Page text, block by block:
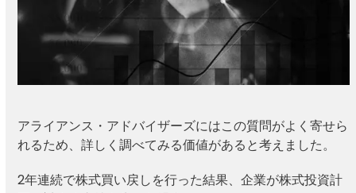
アライアンス・アドバイザーズにはこの質問がよく寄せら
れるため、詳しく調べてみる価値があると考えました。
2年連続で株式買い戻しを行った結果、企業が株式投資計